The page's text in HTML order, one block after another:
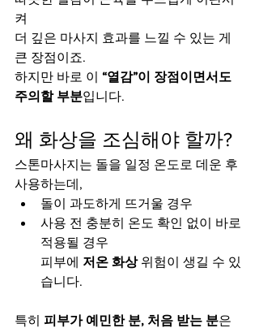
켜
더 깊은 마사지 효과를 느낄 수 있는 게
큰 장점이죠.
하지만 바로 이 “열감”이 장점이면서도
주의할 부분입니다.
왜 화상을 조심해야 할까?
스톤마사지는 돌을 일정 온도로 데운 후
사용하는데,
돌이 과도하게 뜨거울 경우
사용 전 충분히 온도 확인 없이 바로
적용될 경우
피부에 저온 화상 위험이 생길 수 있
습니다.
특히 피부가 예민한 분, 처음 받는 분은